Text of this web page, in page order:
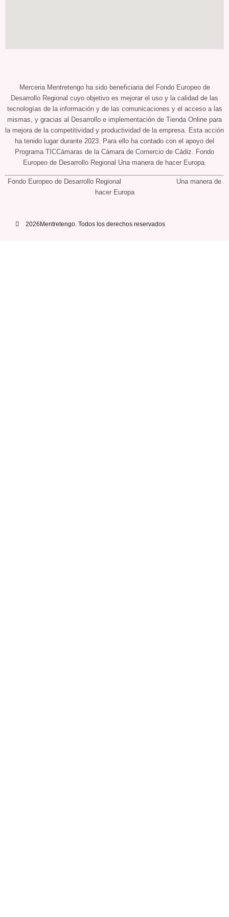
Merceria Mentretengo ha sido beneficiaria del Fondo Europeo de
Desarrollo Regional cuyo objetivo es mejorar el uso y la calidad de las
tecnologías de la información y de las comunicaciones y el acceso a las
mismas, y gracias al Desarrollo e implementación de Tienda Online para
la mejora de la competitividad y productividad de la empresa. Esta acción
ha tenido lugar durante 2023. Para ello ha contado con el apoyo del
Programa TICCámaras de la Cámara de Comercio de Cádiz. Fondo
Europeo de Desarrollo Regional Una manera de hacer Europa.
Fondo Europeo de Desarrollo Regional Una manera de
hacer Europa
2026Mentretengo. Todos los derechos reservados